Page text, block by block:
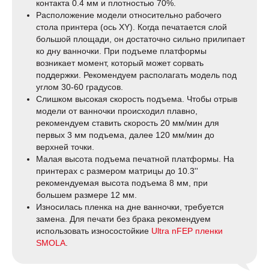
контакта 0.4 мм и плотностью 70%.
Расположение модели относительно рабочего
стола принтера (ось XY). Когда печатается слой
большой площади, он достаточно сильно прилипает
ко дну ванночки. При подъеме платформы
возникает момент, который может сорвать
поддержки. Рекомендуем располагать модель под
углом 30-60 градусов.
Слишком высокая скорость подъема. Чтобы отрыв
модели от ванночки происходил плавно,
рекомендуем ставить скорость 20 мм/мин для
первых 3 мм подъема, далее 120 мм/мин до
верхней точки.
Малая высота подъема печатной платформы. На
принтерах с размером матрицы до 10.3''
рекомендуемая высота подъема 8 мм, при
большем размере 12 мм.
Износилась пленка на дне ванночки, требуется
замена. Для печати без брака рекомендуем
использовать износостойкие Ultra nFEP пленки
SMOLA